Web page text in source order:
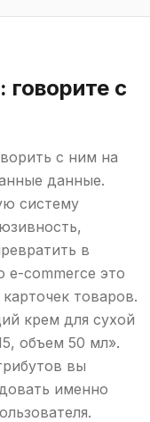
с
с ним на
данные.
систему
в
e-commerce это
товаров.
крем для сухой
объем 50 мл».
вы
именно